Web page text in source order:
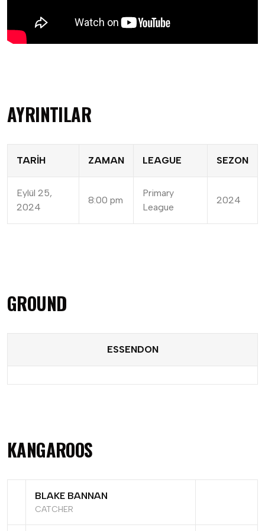
AYRINTILAR
TARIH ZAMAN LEAGUE SEZON
Eylül 25,
2024
8:00 pm
Primary
League
2024
GROUND
ESSENDON
KANGAROOS
BLAKE BANNAN
CATCHER